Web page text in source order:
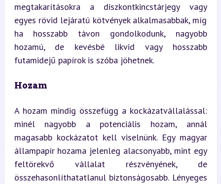
megtakarításokra a diszkontkincstárjegy vagy
egyes rövid lejáratú kötvények alkalmasabbak, míg
ha hosszabb távon gondolkodunk, nagyobb
hozamú, de kevésbé likvid vagy hosszabb
futamidejű papírok is szóba jöhetnek.
Hozam
A hozam mindig összefügg a kockázatvállalással:
minél nagyobb a potenciális hozam, annál
magasabb kockázatot kell viselnünk. Egy magyar
állampapír hozama jelenleg alacsonyabb, mint egy
feltörekvő vállalat részvényének, de
összehasonlíthatatlanul biztonságosabb. Lényeges